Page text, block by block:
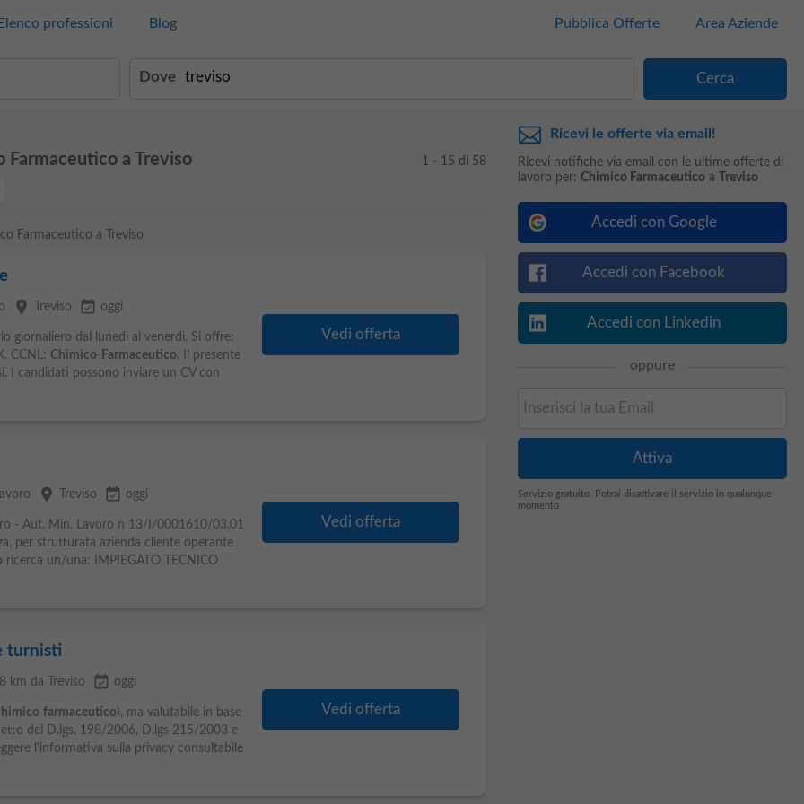
professioni Blog Pubblica Offerte Area Aziende
Dove
a Treviso 1 - 15 di 58
Farmaceutico a Treviso
place Treviso event_available oggi
giornaliero dal lunedì al venerdì. Si offre:
CCNL: Chimico- Farmaceutico. Il presente
I candidati possono inviare un CV con
Vedi offerta
place Treviso event_available oggi
- Aut. Min. Lavoro n 13/I/0001610/03.01
per strutturata azienda cliente operante
ricerca un/una: IMPIEGATO TECNICO
Vedi offerta
turnisti
km da Treviso event_available oggi
farmaceutico), ma valutabile in base
del D.lgs. 198/2006, D.lgs 215/2003 e
l'informativa sulla privacy consultabile
Vedi offerta
Ricevi le offerte via email!
Ricevi notifiche via email con le ultime offerte di
lavoro per: Chimico Farmaceuticoa Treviso
Accedi con Google
Accedi con Facebook
Accedi con Linkedin
oppure
Servizio gratuito. Potrai disattivare il servizio in qualunque
momento